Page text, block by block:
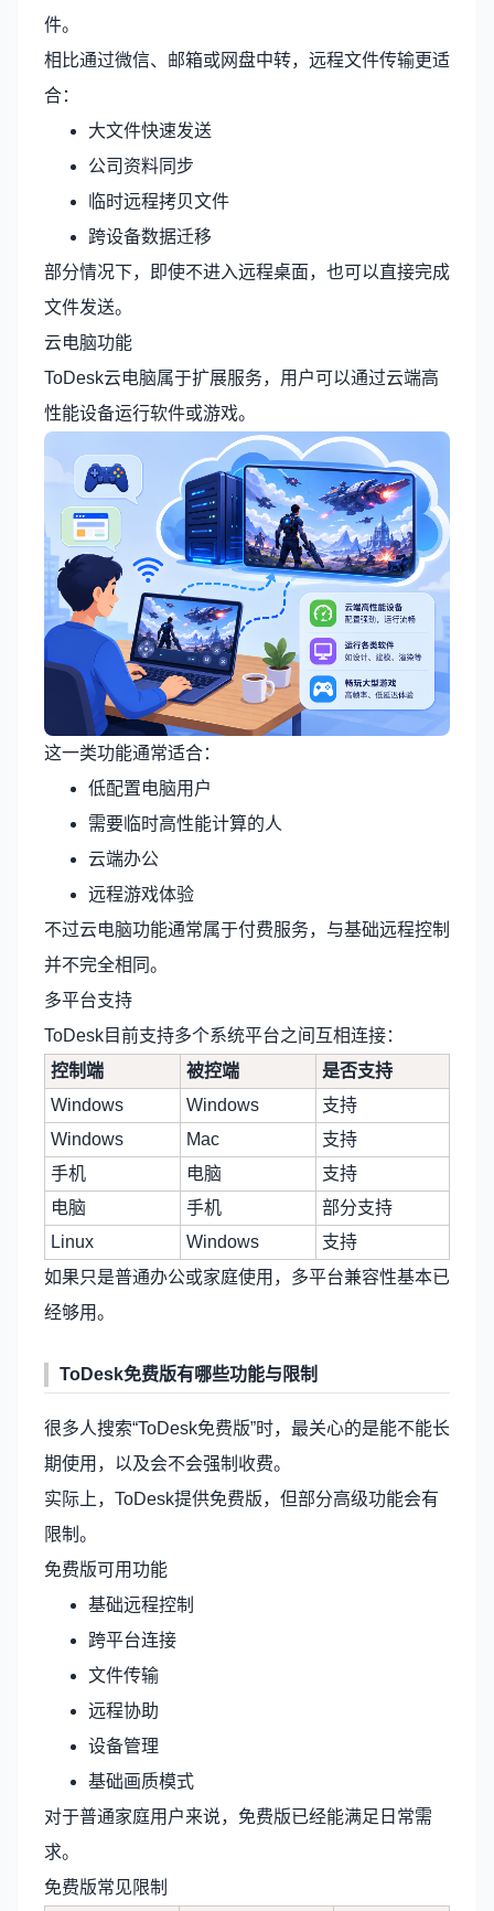
件。
相比通过微信、邮箱或网盘中转，远程文件传输更适
合：
大文件快速发送
公司资料同步
临时远程拷贝文件
跨设备数据迁移
部分情况下，即使不进入远程桌面，也可以直接完成
文件发送。
云电脑功能
ToDesk云电脑属于扩展服务，用户可以通过云端高
性能设备运行软件或游戏。
这一类功能通常适合：
低配置电脑用户
需要临时高性能计算的人
云端办公
远程游戏体验
不过云电脑功能通常属于付费服务，与基础远程控制
并不完全相同。
多平台支持
ToDesk目前支持多个系统平台之间互相连接：
控制端
被控端
是否支持
Windows
Windows
支持
Windows
Mac
支持
手机
电脑
支持
电脑
手机
部分支持
Linux
Windows
支持
如果只是普通办公或家庭使用，多平台兼容性基本已
经够用。
ToDesk免费版有哪些功能与限制
很多人搜索“ToDesk免费版”时，最关心的是能不能长
期使用，以及会不会强制收费。
实际上，ToDesk提供免费版，但部分高级功能会有
限制。
免费版可用功能
基础远程控制
跨平台连接
文件传输
远程协助
设备管理
基础画质模式
对于普通家庭用户来说，免费版已经能满足日常需
求。
免费版常见限制